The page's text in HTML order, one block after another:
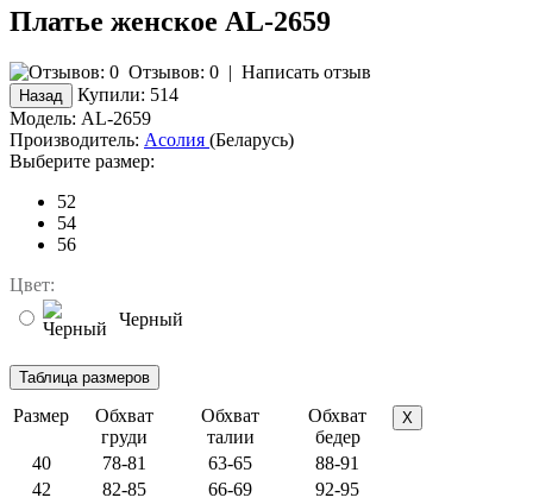
Платье женское AL-2659
Отзывов: 0 | Написать отзыв
Купили: 514
Модель: AL-2659
Производитель: Асолия (Беларусь)
Выберите размер:
52
54
56
Цвет:
Черный
Размер
Обхват
груди
Обхват
талии
Обхват
бедер
X
40 78-81 63-65
88-91
42
82-85 66-69
92-95